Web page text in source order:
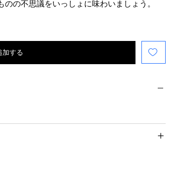
の不思議をいっしょに味わいましょう。
加する